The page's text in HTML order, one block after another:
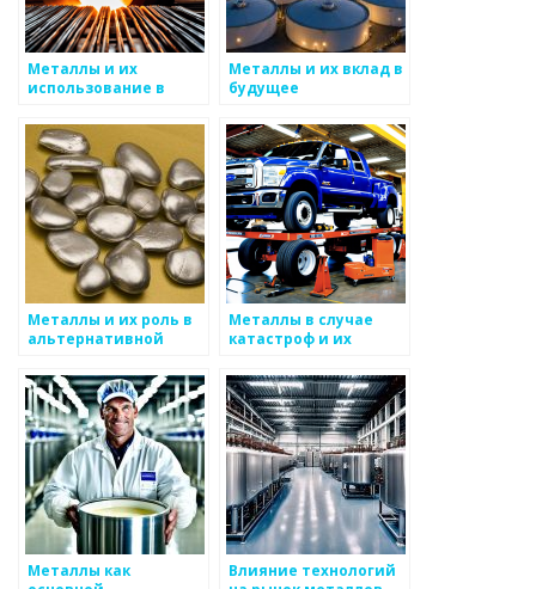
Металлы и их
использование в
Металлы и их вклад в
будущее
Металлы и их роль в
альтернативной
Металлы в случае
катастроф и их
Металлы как
Влияние технологий